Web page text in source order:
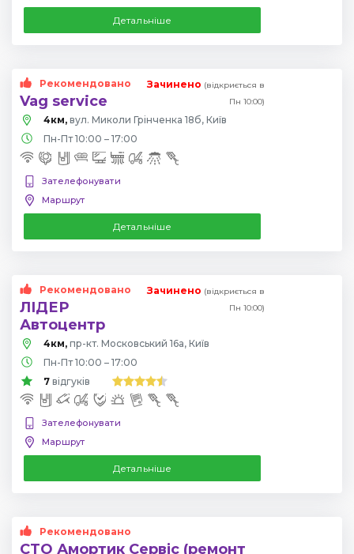
Детальніше
Рекомендовано
Vag service
Зачинено (відкриється в
Пн 10:00)
4км, вул. Миколи Грінченка 18б, Київ
Пн-Пт 10:00 – 17:00
Зателефонувати
Маршрут
Детальніше
Рекомендовано
ЛІДЕР
Автоцентр
Зачинено (відкриється в
Пн 10:00)
4км, пр-кт. Московський 16а, Київ
Пн-Пт 10:00 – 17:00
7 відгуків
Зателефонувати
Маршрут
Детальніше
Рекомендовано
СТО Амортик Сервіс (ремонт